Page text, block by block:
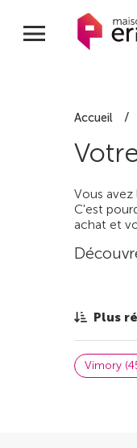
Accueil
Vous
C'est
achat et
Plus
Vimory